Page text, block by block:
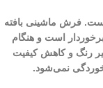
است. فرش ماشینی بافته
است و هنگام
رنگ و کاهش کیفیت
نمی‌شود.